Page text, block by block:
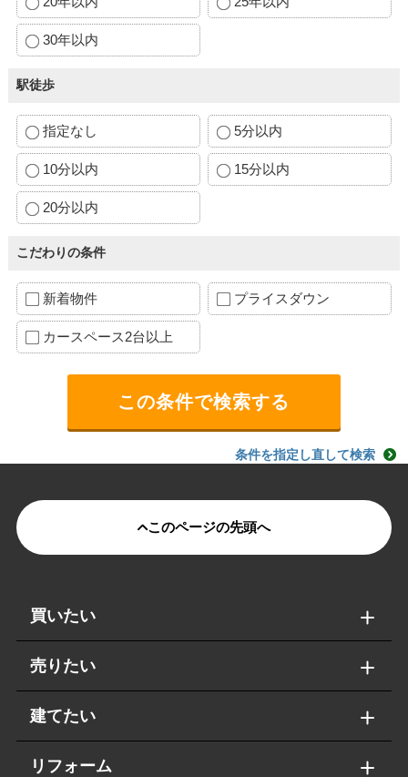
30年以内
駅徒歩
指定なし 5分以内
10分以内 15分以内
20分以内
こだわりの条件
新着物件 プライスダウン
カースペース2台以上
条件を指定し直して検索
このページの先頭へ
買いたい
売りたい
建てたい
リフォーム